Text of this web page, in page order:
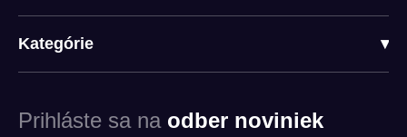
Kategórie ▾
Prihláste sa na odber noviniek